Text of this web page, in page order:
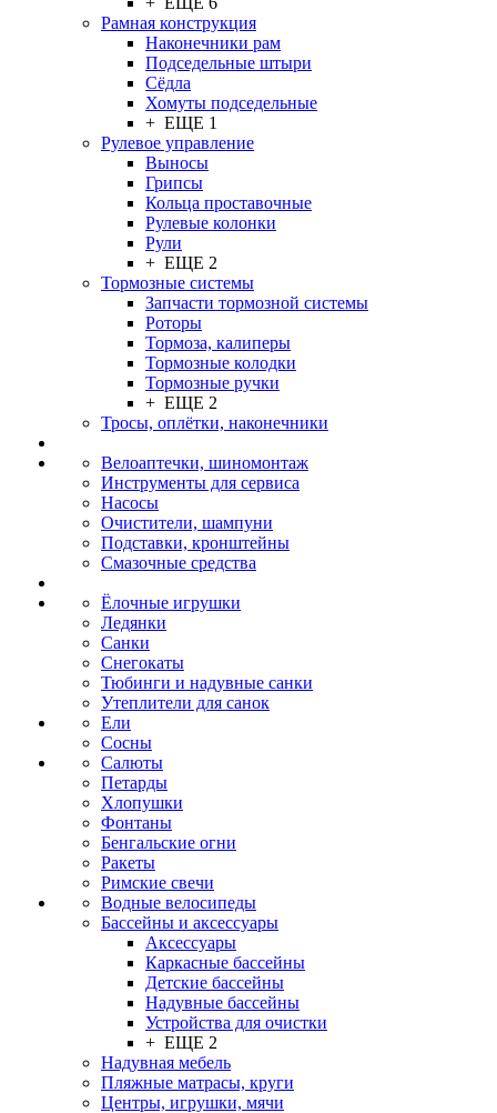
Рамная конструкция
Наконечники рам
Подседельные штыри
Сёдла
Хомуты подседельные
+ ЕЩЕ 1
Рулевое управление
Выносы
Грипсы
Кольца проставочные
Рулевые колонки
Рули
+ ЕЩЕ 2
Тормозные системы
Запчасти тормозной системы
Роторы
Тормоза, калиперы
Тормозные колодки
Тормозные ручки
+ ЕЩЕ 2
Тросы, оплётки, наконечники
Велоаптечки, шиномонтаж
Инструменты для сервиса
Насосы
Очистители, шампуни
Подставки, кронштейны
Смазочные средства
Ёлочные игрушки
Ледянки
Санки
Снегокаты
Тюбинги и надувные санки
Утеплители для санок
Ели
Сосны
Салюты
Петарды
Хлопушки
Фонтаны
Бенгальские огни
Ракеты
Римские свечи
Водные велосипеды
Бассейны и аксессуары
Аксессуары
Каркасные бассейны
Детские бассейны
Надувные бассейны
Устройства для очистки
+ ЕЩЕ 2
Надувная мебель
Пляжные матрасы, круги
Центры, игрушки, мячи